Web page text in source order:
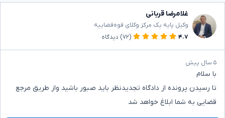
غلامرضا قربانی
وکیل پایه یک مرکز وکلای قوه‌قضاییه
۴.۷
(۷۲) دیدگاه
۵ سال پیش
با سلام
تا رسیدن پرونده از دادگاه تجدیدنظر باید صبور باشید واز طریق مرجع
قضایی به شما ابلاغ خواهد شد